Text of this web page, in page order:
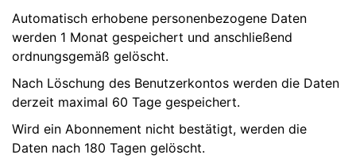
Automatisch erhobene personenbezogene Daten
werden 1 Monat gespeichert und anschließend
ordnungsgemäß gelöscht.
Nach Löschung des Benutzerkontos werden die Daten
derzeit maximal 60 Tage gespeichert.
Wird ein Abonnement nicht bestätigt, werden die
Daten nach 180 Tagen gelöscht.